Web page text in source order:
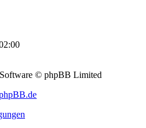
© phpBB Limited